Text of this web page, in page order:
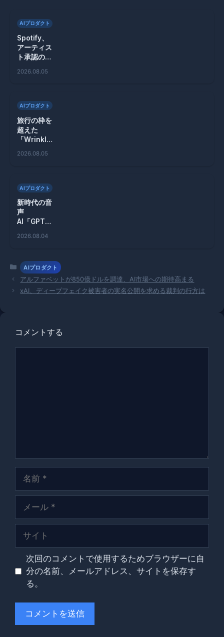
AIプロダクト
Spotify、
アーティス
ト承認のAI
機能を発
2026.08.05
AIプロダクト
旅行の枠を
超えた
「Wrinkle
2026.08.05
AIプロダクト
新時代の音
声
AI「GPT-
現するリア
話の未来
2026.08.04
カ
テ
ゴ
リ
AIプロダクト
アルファベットが850億ドルを調達、AI市場への期待高まる
xAI、ディープフェイク被害者の実名公開を求める裁判の行方は
コメントする
ル
次回のコメントで使用するためブラウザーに自
分の名前、メールアドレス、サイトを保存す
る。